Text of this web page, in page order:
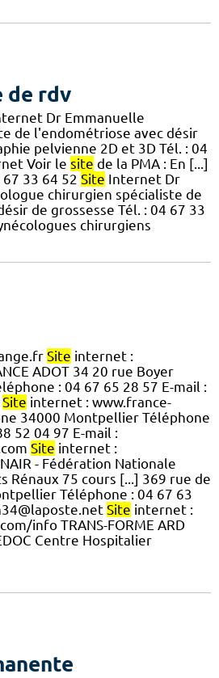
de rdv
Dr Emmanuelle
de l'endométriose avec désir
pelvienne 2D et 3D Tél. : 04
Voir le site de la PMA : En [...]
33 64 52 Site Internet Dr
chirurgien spécialiste de
de grossesse Tél. : 04 67 33
chirurgiens
Site internet :
ADOT 34 20 rue Boyer
: 04 67 65 28 57 E-mail :
Site internet : www.france-
34000 Montpellier Téléphone
52 04 97 E-mail :
Site internet :
- Fédération Nationale
Rénaux 75 cours [...] 369 rue de
Téléphone : 04 67 63
Site internet :
info TRANS-FORME ARD
Centre Hospitalier